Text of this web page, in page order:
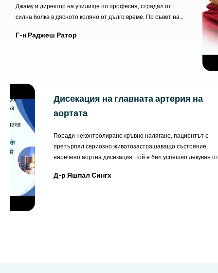
Джаму и директор на училище по професия, страдал от
силна болка в дясното коляно от дълго време. По съвет на
консултирал с д-р Санджай Кумар Шривастава
Г-н Раджеш Ратор
Дисекация на главната артерия на
аортата
Поради неконтролирано кръвно налягане, пациентът е
претърпял сериозно животозастрашаващо състояние,
наречено аортна дисекация. Той е бил успешно лекуван от
д-р Яшпал Сингх в болница „Аполо“ в Лакнау и сега е
напълно здрав.
Д-р Яшпал Сингх